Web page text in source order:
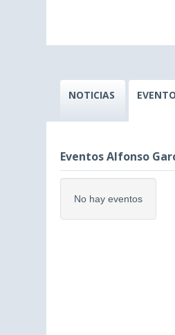
NOTICIAS
Eventos Alfonso
No hay eventos